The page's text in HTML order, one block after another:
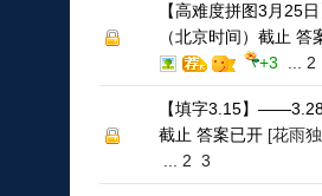
【高难度拼图3月25
（北京时间）截止 答
+3
2
【填字3.15】
截止 答案已开 [花雨
2 3